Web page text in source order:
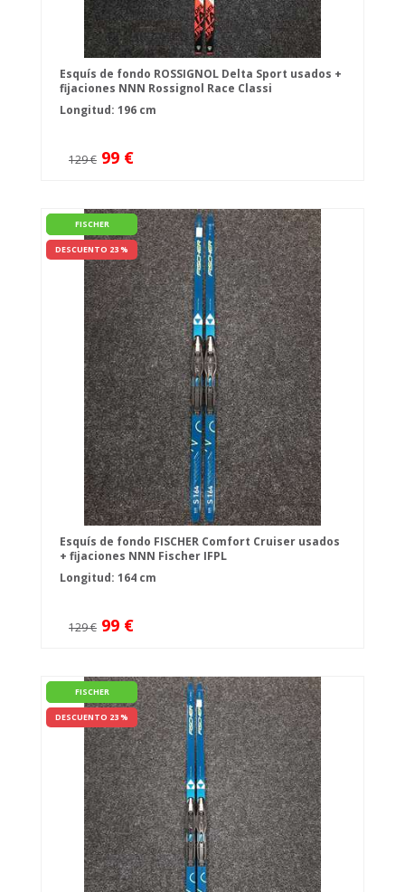
Esquís de fondo ROSSIGNOL Delta Sport usados +
fijaciones NNN Rossignol Race Classi
Longitud: 196 cm
129 € 99 €
FISCHER
DESCUENTO 23 %
Esquís de fondo FISCHER Comfort Cruiser usados
+ fijaciones NNN Fischer IFPL
Longitud: 164 cm
129 € 99 €
FISCHER
DESCUENTO 23 %